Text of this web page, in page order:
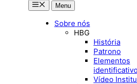
MenuMenu
Sobre nós
HBG
História
Patrono
Elementos
Vídeo